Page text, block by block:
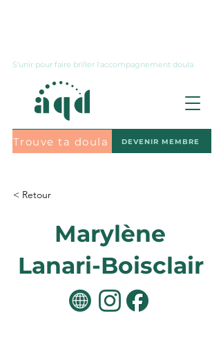
S'unir pour faire briller l'accompagnement doula
Trouve ta doula DEVENIR MEMBRE
< Retour
Marylène
Lanari-Boisclair